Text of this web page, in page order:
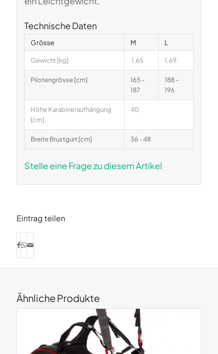
Technische Daten
Grösse M L
Gewicht [kg] 1,65 1,69
Pilotengrösse [cm]
165 -
187
188 -
196
Höhe Karabineraufhängung
[cm]
40
Breite Brustgurt [cm] 36 - 48
Stelle eine Frage zu diesem Artikel
Eintrag teilen
Ähnliche Produkte